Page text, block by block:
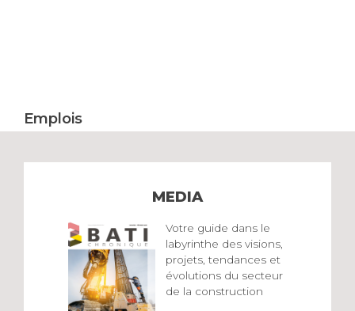
Emplois
MEDIA
Votre guide dans le
labyrinthe des visions,
projets, tendances et
évolutions du secteur
de la construction